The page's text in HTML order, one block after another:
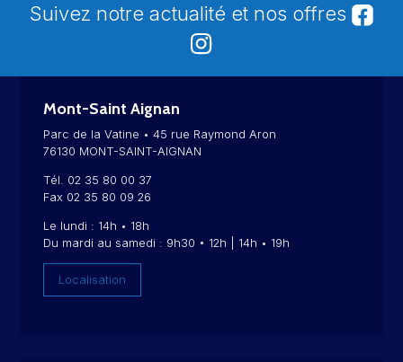
Suivez notre actualité et nos offres
Mont-Saint Aignan
Parc de la Vatine • 45 rue Raymond Aron
76130 MONT-SAINT-AIGNAN
Tél. 02 35 80 00 37
Fax 02 35 80 09 26
Le lundi : 14h • 18h
Du mardi au samedi : 9h30 • 12h | 14h • 19h
Localisation